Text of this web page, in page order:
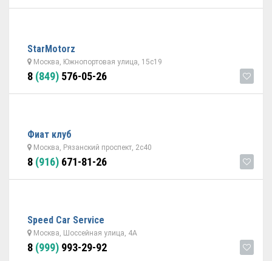
StarMotorz
Москва, Южнопортовая улица, 15с19
8 (849) 576-05-26
Фиат клуб
Москва, Рязанский проспект, 2с40
8 (916) 671-81-26
Speed Car Service
Москва, Шоссейная улица, 4А
8 (999) 993-29-92